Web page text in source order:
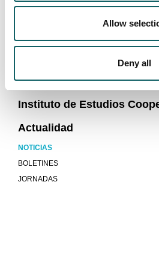
Allow
Deny all
Responsabilidad social,
KoLaborategia
Instituto de Estudios
Actualidad
NOTICIAS
BOLETINES
JORNADAS